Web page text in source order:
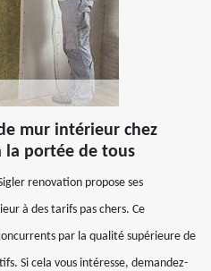
mur intérieur chez
la portée de tous
renovation propose ses
à des tarifs pas chers. Ce
par la qualité supérieure de
Si cela vous intéresse, demandez-